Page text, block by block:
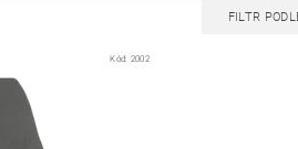
FILTR
Kód: 2002